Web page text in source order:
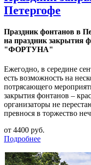
Петергофе
Праздник фонтанов в
на праздник закрытия
"ФОРТУНА"
Ежегодно, в середине
есть возможность на
потрясающего
закрытия фонтанов –
организаторы не
превнося в торжество
от 4400 руб.
Подробнее